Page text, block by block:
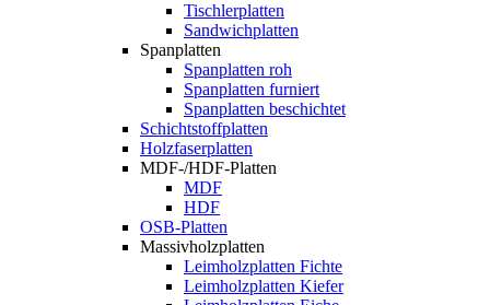
Tischlerplatten
Sandwichplatten
Spanplatten
Spanplatten roh
Spanplatten furniert
Spanplatten beschichtet
Schichtstoffplatten
Holzfaserplatten
MDF-/HDF-Platten
MDF
HDF
OSB-Platten
Massivholzplatten
Leimholzplatten Fichte
Leimholzplatten Kiefer